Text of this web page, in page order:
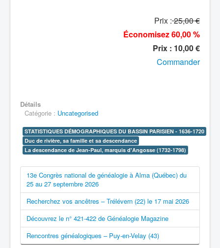
Prix :25,00 €
Économisez 60,00 %
Prix : 10,00 €
Commander
Détails
Catégorie : Uncategorised
STATISTIQUES DÉMOGRAPHIQUES DU BASSIN PARISIEN - 1636-1720
Duc de rivière, sa famille et sa descendance
La descendance de Jean-Paul, marquis d'Angosse (1732-1798)
13e Congrès national de généalogie à Alma (Québec) du
25 au 27 septembre 2026
Recherchez vos ancêtres – Trélévern (22) le 17 mai 2026
Découvrez le n° 421-422 de Généalogie Magazine
Rencontres généalogiques – Puy-en-Velay (43)